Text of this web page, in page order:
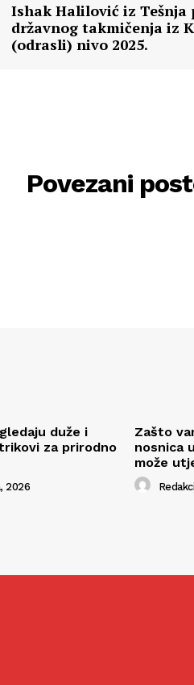
Ishak Halilović iz Tešnja
državnog takmičenja iz
(odrasli) nivo 2025.
Povezani
duže i
za prirodno
2026
Zašto
nosnica
može